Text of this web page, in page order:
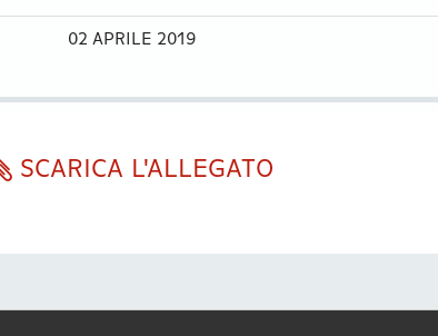
02 APRILE 2019
SCARICA L'ALLEGATO